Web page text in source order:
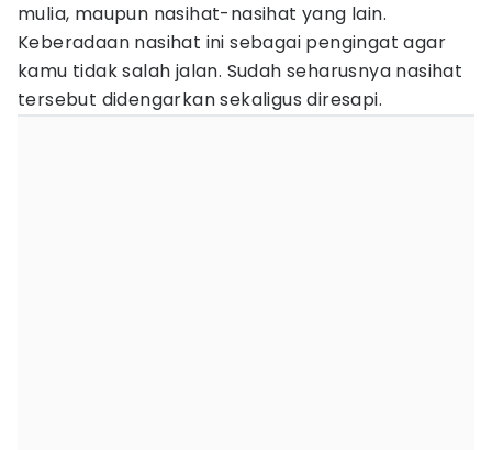
mulia, maupun nasihat-nasihat yang lain.
Keberadaan nasihat ini sebagai pengingat agar
kamu tidak salah jalan. Sudah seharusnya nasihat
tersebut didengarkan sekaligus diresapi.